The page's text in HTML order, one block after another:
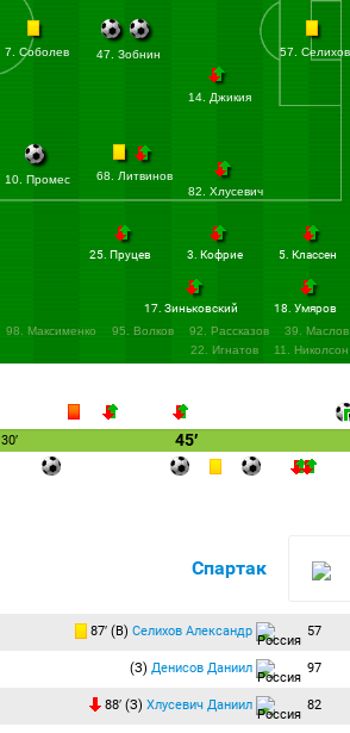
57. Селихов
82. Хлусевич
14. Джикия
68. Литвинов
47. Зобнин
10. Промес
7. Соболев
5. Классен
3. Кофрие
25. Пруцев
18. Умяров
17. Зиньковский
98. Максименко
95. Волков 92. Рассказов
39. Маслов
22. Игнатов
11. Николсон
30′ 45′
Спартак
87′ (В) Селихов Александр 57
(З) Денисов Даниил 97
88′ (З) Хлусевич Даниил 82